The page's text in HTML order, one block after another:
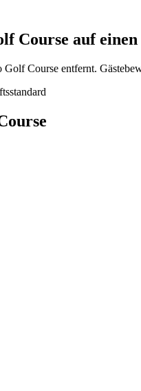
Course auf
Course entfernt.